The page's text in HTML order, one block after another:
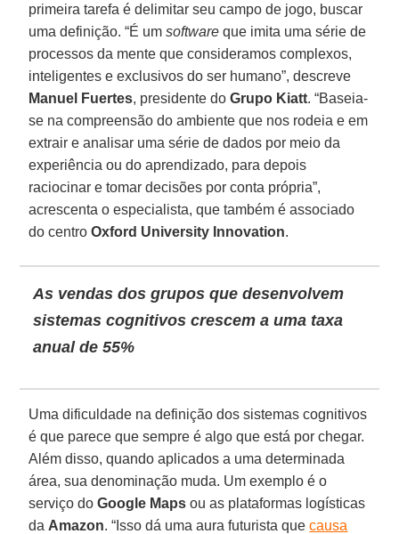
primeira tarefa é delimitar seu campo de jogo, buscar
uma definição. “É umsoftware que imita uma série de
processos da mente que consideramos complexos,
inteligentes e exclusivos do ser humano”, descreve
Manuel Fuertes, presidente doGrupo Kiatt. “Baseia-
se na compreensão do ambiente que nos rodeia e em
extrair e analisar uma série de dados por meio da
experiência ou do aprendizado, para depois
raciocinar e tomar decisões por conta própria”,
acrescenta o especialista, que também é associado
do centroOxford University Innovation.
As vendas dos grupos que desenvolvem
sistemas cognitivos crescem a uma taxa
anual de 55%
Uma dificuldade na definição dos sistemas cognitivos
é que parece que sempre é algo que está por chegar.
Além disso, quando aplicados a uma determinada
área, sua denominação muda. Um exemplo é o
serviço doGoogle Maps ou as plataformas logísticas
da Amazon. “Isso dá uma aura futurista quecausa